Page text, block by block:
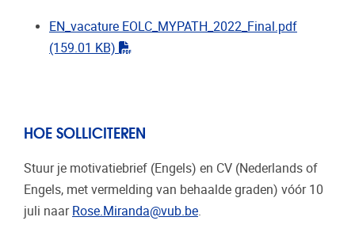
EN_vacature EOLC_MYPATH_2022_Final.pdf
(159.01 KB)
"pdf"
HOE SOLLICITEREN
Stuur je motivatiebrief (Engels) en CV (Nederlands of
Engels, met vermelding van behaalde graden) vóór 10
juli naar Rose.Miranda@vub.be.